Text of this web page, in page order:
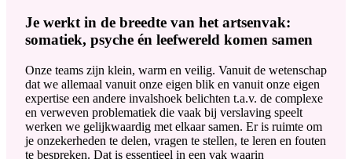
Je werkt in de breedte van het artsenvak:
somatiek, psyche én leefwereld komen samen
Onze teams zijn klein, warm en veilig. Vanuit de wetenschap
dat we allemaal vanuit onze eigen blik en vanuit onze eigen
expertise een andere invalshoek belichten t.a.v. de complexe
en verweven problematiek die vaak bij verslaving speelt
werken we gelijkwaardig met elkaar samen. Er is ruimte om
je onzekerheden te delen, vragen te stellen, te leren en fouten
te bespreken. Dat is essentieel in een vak waarin